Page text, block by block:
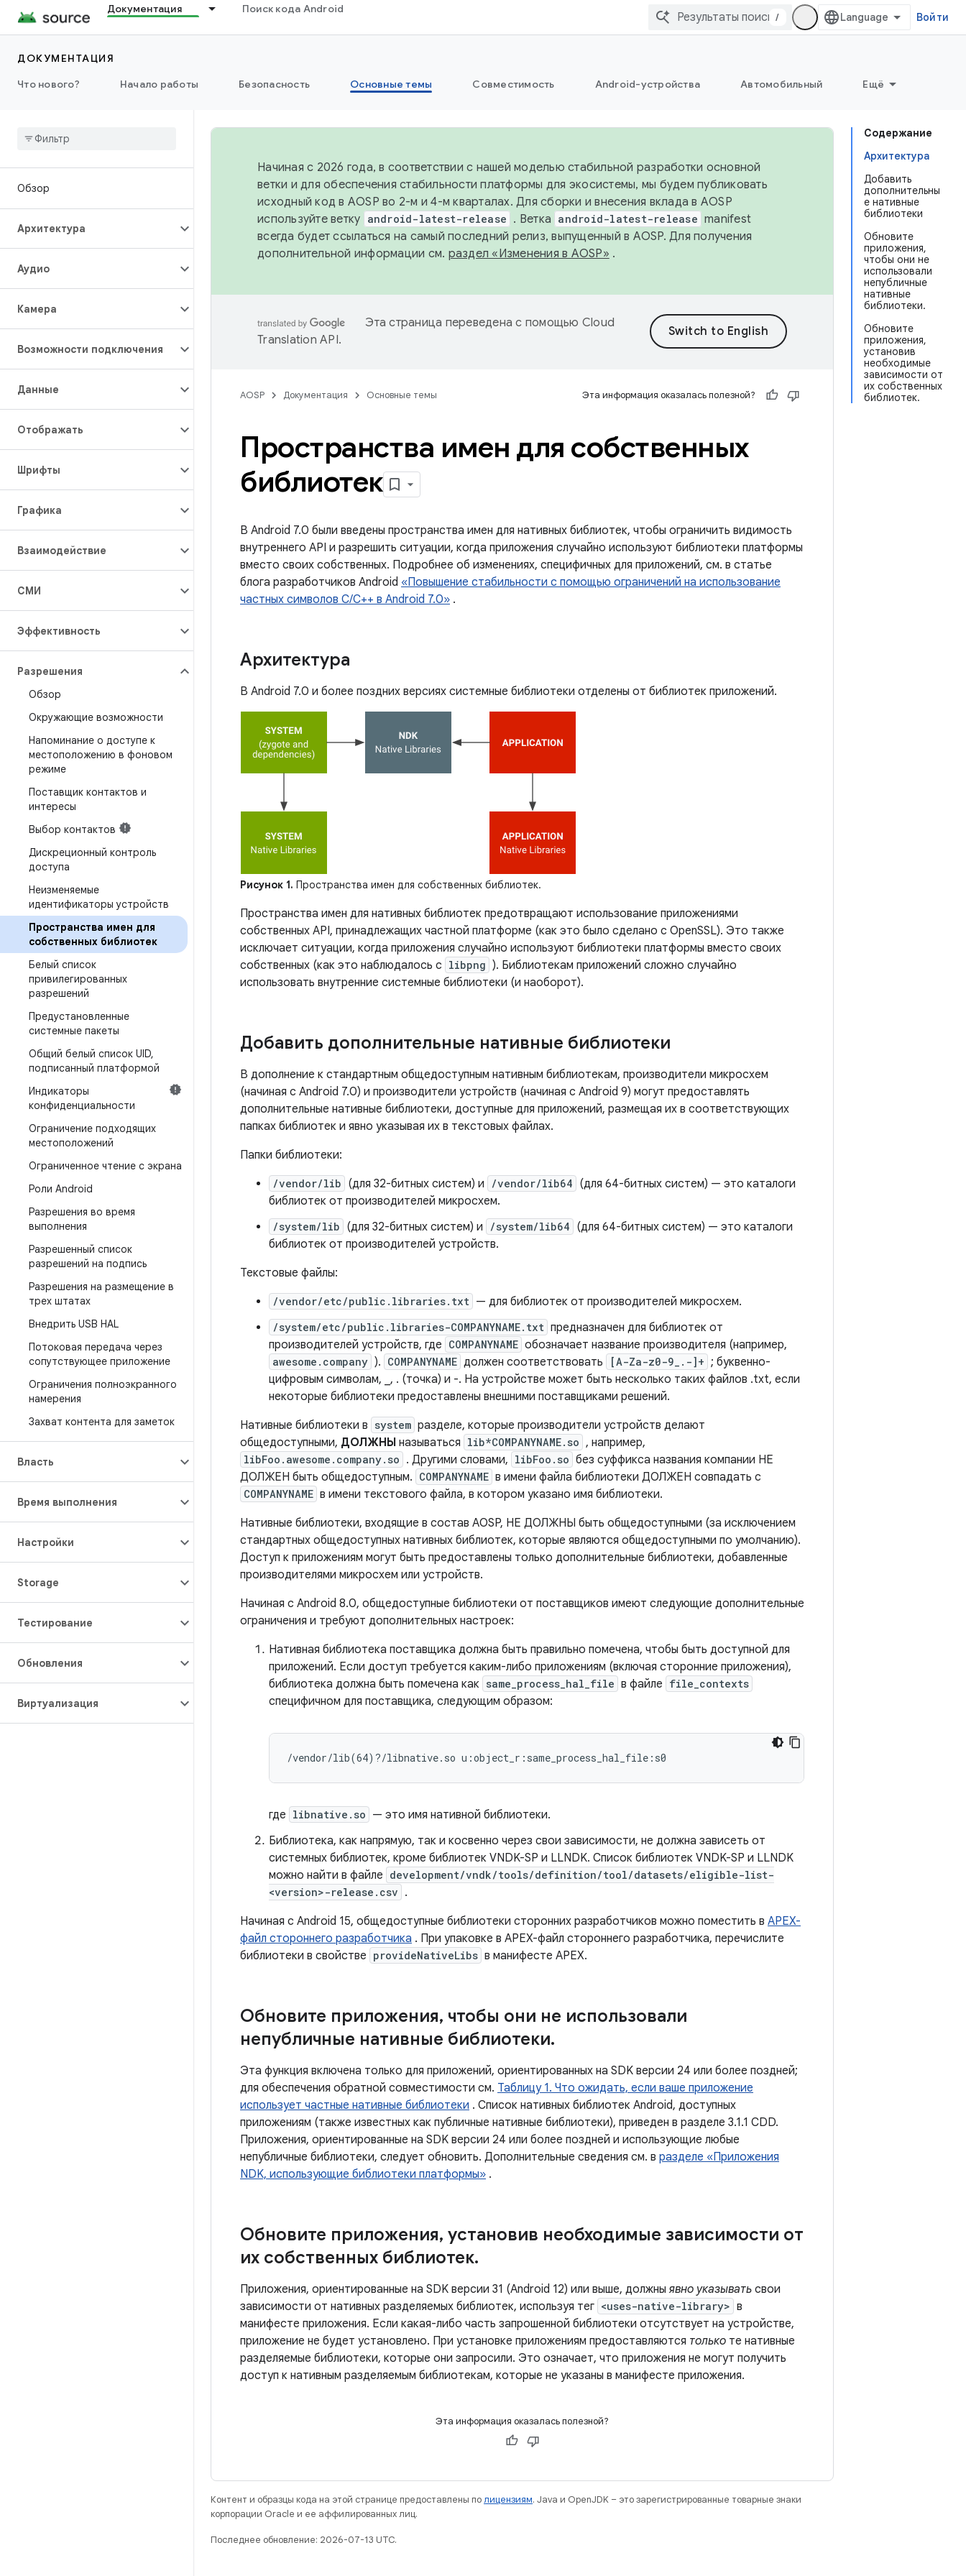
Документация Поиск кода Android
/ Войти
ДОКУМЕНТАЦИЯ
Что нового?
Начало работы Безопасность Основные темы Совместимость Android-устройства Автомобильный Ещё
Обзор
Архитектура
Аудио
Камера
Возможности подключения
Данные
Отображать
Шрифты
Графика
Взаимодействие
СМИ
Эффективность
Разрешения
Обзор
Окружающие возможности
Напоминание о доступе к
местоположению в фоновом
режиме
Поставщик контактов и
интересы
Выбор контактов
Дискреционный контроль
доступа
Неизменяемые
идентификаторы устройств
Пространства имен для
собственных библиотек
Белый список
привилегированных
разрешений
Предустановленные
системные пакеты
Общий белый список UID,
подписанный платформой
Индикаторы
конфиденциальности
Ограничение подходящих
местоположений
Ограниченное чтение с экрана
Роли Android
Разрешения во время
выполнения
Разрешенный список
разрешений на подпись
Разрешения на размещение в
трех штатах
Внедрить USB HAL
Потоковая передача через
сопутствующее приложение
Ограничения полноэкранного
намерения
Захват контента для заметок
Власть
Время выполнения
Настройки
Storage
Тестирование
Обновления
Виртуализация
Содержание
Архитектура
Добавить
дополнительны
е нативные
библиотеки
Обновите
приложения,
чтобы они не
использовали
непубличные
нативные
библиотеки.
Обновите
приложения,
установив
необходимые
зависимости от
их собственных
библиотек.
Начиная с 2026 года, в соответствии с нашей моделью стабильной разработки основной
ветки и для обеспечения стабильности платформы для экосистемы, мы будем публиковать
исходный код в AOSP во 2-м и 4-м кварталах. Для сборки и внесения вклада в AOSP
используйте ветку android-latest-release . Ветка android-latest-release manifest
всегда будет ссылаться на самый последний релиз, выпущенный в AOSP. Для получения
дополнительной информации см. раздел «Изменения в AOSP» .
Эта страница переведена с помощью Cloud
Translation API.
AOSP Документация Основные темы Эта информация оказалась полезной?
Пространства имен для собственных
библиотек
В Android 7.0 были введены пространства имен для нативных библиотек, чтобы ограничить видимость
внутреннего API и разрешить ситуации, когда приложения случайно используют библиотеки платформы
вместо своих собственных. Подробнее об изменениях, специфичных для приложений, см. в статье
блога разработчиков Android «Повышение стабильности с помощью ограничений на использование
частных символов C/C++ в Android 7.0» .
Архитектура
В Android 7.0 и более поздних версиях системные библиотеки отделены от библиотек приложений.
Рисунок 1. Пространства имен для собственных библиотек.
Пространства имен для нативных библиотек предотвращают использование приложениями
собственных API, принадлежащих частной платформе (как это было сделано с OpenSSL). Это также
исключает ситуации, когда приложения случайно используют библиотеки платформы вместо своих
собственных (как это наблюдалось с libpng ). Библиотекам приложений сложно случайно
использовать внутренние системные библиотеки (и наоборот).
Добавить дополнительные нативные библиотеки
В дополнение к стандартным общедоступным нативным библиотекам, производители микросхем
(начиная с Android 7.0) и производители устройств (начиная с Android 9) могут предоставлять
дополнительные нативные библиотеки, доступные для приложений, размещая их в соответствующих
папках библиотек и явно указывая их в текстовых файлах.
Папки библиотеки:
/vendor/lib (для 32-битных систем) и /vendor/lib64 (для 64-битных систем) — это каталоги
библиотек от производителей микросхем.
/system/lib (для 32-битных систем) и /system/lib64 (для 64-битных систем) — это каталоги
библиотек от производителей устройств.
Текстовые файлы:
/vendor/etc/public.libraries.txt — для библиотек от производителей микросхем.
/system/etc/public.libraries-COMPANYNAME.txt предназначен для библиотек от
производителей устройств, где COMPANYNAME обозначает название производителя (например,
awesome.company ). COMPANYNAME должен соответствовать [A-Za-z0-9_.-]+ ; буквенно-
цифровым символам, _, . (точка) и -. На устройстве может быть несколько таких файлов .txt, если
некоторые библиотеки предоставлены внешними поставщиками решений.
Нативные библиотеки в system разделе, которые производители устройств делают
общедоступными, ДОЛЖНЫ называться lib*COMPANYNAME.so , например,
libFoo.awesome.company.so . Другими словами, libFoo.so без суффикса названия компании НЕ
ДОЛЖЕН быть общедоступным. COMPANYNAME в имени файла библиотеки ДОЛЖЕН совпадать с
COMPANYNAME в имени текстового файла, в котором указано имя библиотеки.
Нативные библиотеки, входящие в состав AOSP, НЕ ДОЛЖНЫ быть общедоступными (за исключением
стандартных общедоступных нативных библиотек, которые являются общедоступными по умолчанию).
Доступ к приложениям могут быть предоставлены только дополнительные библиотеки, добавленные
производителями микросхем или устройств.
Начиная с Android 8.0, общедоступные библиотеки от поставщиков имеют следующие дополнительные
ограничения и требуют дополнительных настроек:
Нативная библиотека поставщика должна быть правильно помечена, чтобы быть доступной для
приложений. Если доступ требуется каким-либо приложениям (включая сторонние приложения),
библиотека должна быть помечена как same_process_hal_file в файле file_contexts
специфичном для поставщика, следующим образом:
/vendor/lib(64)?/libnative.so u:object_r:same_process_hal_file:s0
где libnative.so — это имя нативной библиотеки.
Библиотека, как напрямую, так и косвенно через свои зависимости, не должна зависеть от
системных библиотек, кроме библиотек VNDK-SP и LLNDK. Список библиотек VNDK-SP и LLNDK
можно найти в файле development/vndk/tools/definition/tool/datasets/eligible-list-
<version>-release.csv .
Начиная с Android 15, общедоступные библиотеки сторонних разработчиков можно поместить в APEX-
файл стороннего разработчика . При упаковке в APEX-файл стороннего разработчика, перечислите
библиотеки в свойстве provideNativeLibs в манифесте APEX.
Обновите приложения, чтобы они не использовали
непубличные нативные библиотеки.
Эта функция включена только для приложений, ориентированных на SDK версии 24 или более поздней;
для обеспечения обратной совместимости см. Таблицу 1. Что ожидать, если ваше приложение
использует частные нативные библиотеки . Список нативных библиотек Android, доступных
приложениям (также известных как публичные нативные библиотеки), приведен в разделе 3.1.1 CDD.
Приложения, ориентированные на SDK версии 24 или более поздней и использующие любые
непубличные библиотеки, следует обновить. Дополнительные сведения см. в разделе «Приложения
NDK, использующие библиотеки платформы» .
Обновите приложения, установив необходимые зависимости от
их собственных библиотек.
Приложения, ориентированные на SDK версии 31 (Android 12) или выше, должныявно указывать свои
зависимости от нативных разделяемых библиотек, используя тег <uses-native-library> в
манифесте приложения. Если какая-либо часть запрошенной библиотеки отсутствует на устройстве,
приложение не будет установлено. При установке приложениям предоставляются только те нативные
разделяемые библиотеки, которые они запросили. Это означает, что приложения не могут получить
доступ к нативным разделяемым библиотекам, которые не указаны в манифесте приложения.
Эта информация оказалась полезной?
Контент и образцы кода на этой странице предоставлены полицензиям. Java и OpenJDK – это зарегистрированные товарные знаки
корпорации Oracle и ее аффилированных лиц.
Последнее обновление: 2026-07-13 UTC.